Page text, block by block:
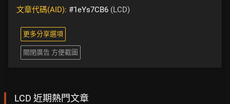
文章代碼(AID): #1eYs7CB6 (LCD)
更多分享選項
關閉廣告 方便截圖
LCD 近期熱門文章